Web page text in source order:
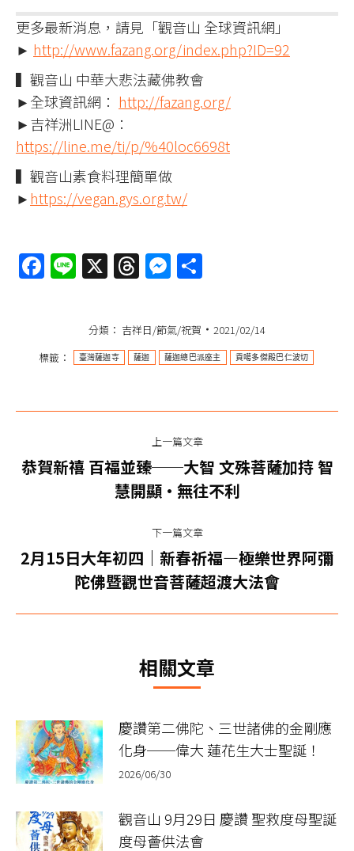
更多最新消息，請見「觀音山 全球資訊網」
► http://www.fazang.org/index.php?ID=92
▍觀音山 中華大悲法藏佛教會
►全球資訊網： http://fazang.org/
►吉祥洲LINE@：
https://line.me/ti/p/%40loc6698t
▍觀音山素食料理簡單做
►https://vegan.gys.org.tw/
Facebook
Line
X Threads
Messenger
分類： 吉祥日/節氣/祝賀
2021/02/14
標籤：
臺灣薩迦寺 薩迦 薩迦總巴派座主 貢噶多傑殿巴仁波切
章
上一篇文章
上
一
文
章：
恭賀新禧 百福並臻──大智 文殊菩薩加持 智
慧開顯•無往不利
下一篇文章
下
一
篇
章：
2月15日大年初四｜新春祈福—極樂世界阿彌
陀佛暨觀世音菩薩超渡大法會
相關文章
慶讚第二佛陀、三世諸佛的金剛應
化身──偉大 蓮花生大士聖誕！
2026/06/30
觀音山 9月29日 慶讚 聖救度母聖誕
度母薈供法會